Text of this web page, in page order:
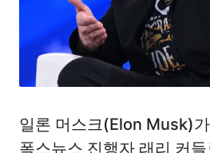
일론 머스크(Elon Musk)
폭스뉴스 진행자 래리 커